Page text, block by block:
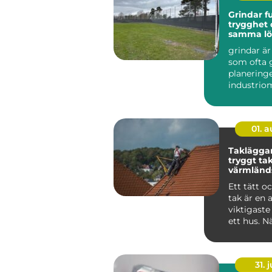
Grindar funktion,
trygghet
samma
grindar
som ofta
01.
tryggt
Ett tätt
tak är en
viktigaste
ett hus.
31.